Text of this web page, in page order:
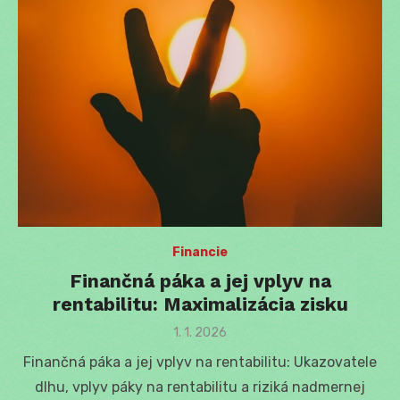
Financie
Finančná páka a jej vplyv na
rentabilitu: Maximalizácia zisku
Posted
1. 1. 2026
Finančná páka a jej vplyv na rentabilitu: Ukazovatele
dlhu, vplyv páky na rentabilitu a riziká nadmernej